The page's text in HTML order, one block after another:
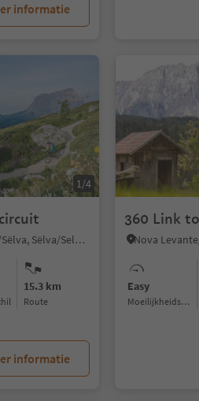
informatie
1/4
Selva/Sëlva/Wolkenstein/Sëlva, Sëlva/Selva di Val Gardena, Dolomites Region Val Gardena
15.3 km
Route
informatie
360 Link
Easy
Moeilijkheidsgraad